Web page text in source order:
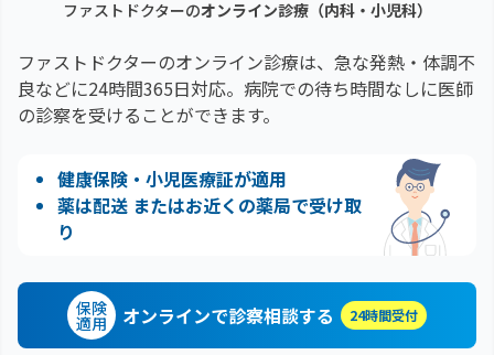
ファストドクターのオンライン診療（内科・小児科）
ファストドクターのオンライン診療は、急な発熱・体調不
良などに24時間365日対応。 病院での待ち時間なしに医師
の診察を受けることができます。
健康保険・小児医療証が適用
薬は配送 またはお近くの薬局で受け取
り
保険
適用 オンラインで診察相談する 24時間受付